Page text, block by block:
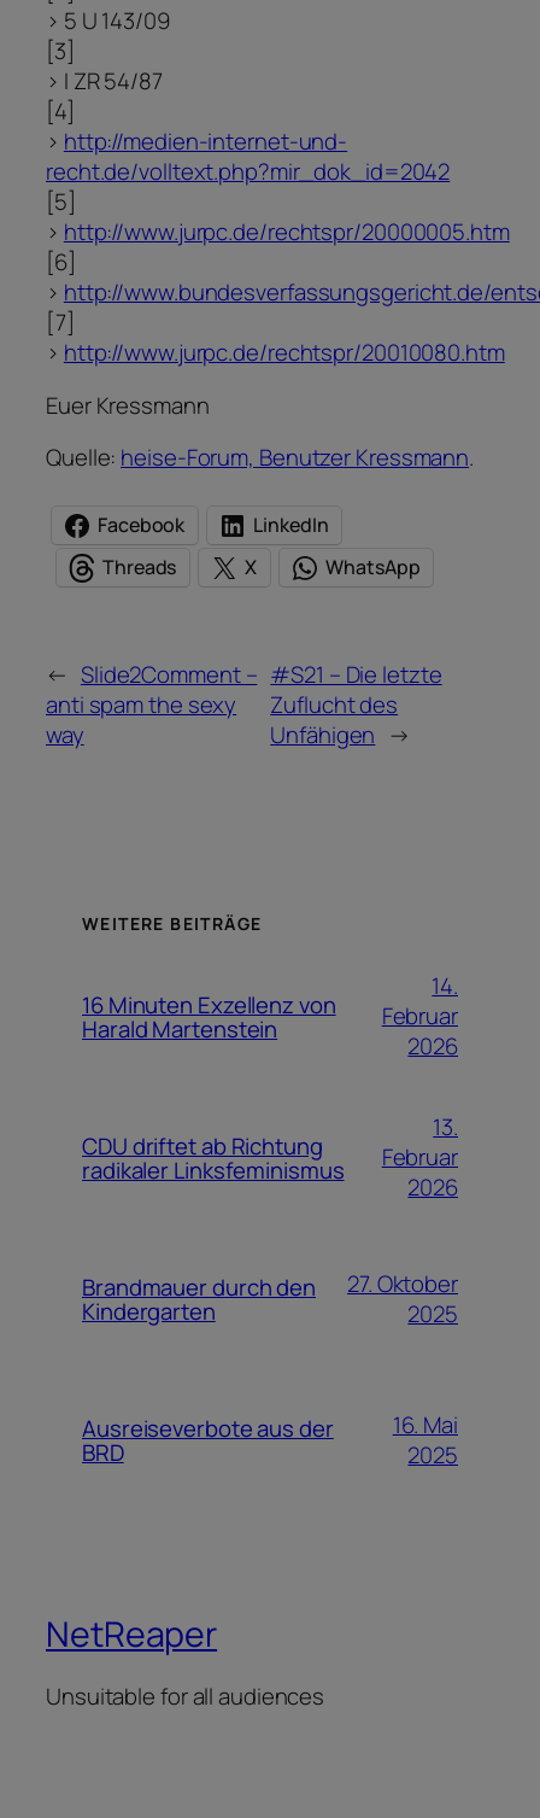
> 5 U 143/09
[3]
> I ZR 54/87
[4]
> http://medien-internet-und-
recht.de/volltext.php?mir_dok_id=2042
[5]
> http://www.jurpc.de/rechtspr/20000005.htm
[6]
> http://www.bundesverfassungsgericht.de/
[7]
> http://www.jurpc.de/rechtspr/20010080.htm
Euer Kressmann
Quelle: heise-Forum, Benutzer Kressmann.
Facebook
LinkedIn
Threads
X WhatsApp
← Slide2Comment –
anti spam the sexy
way
#S21 – Die letzte
Zuflucht des
Unfähigen →
WEITERE BEITRÄGE
16 Minuten Exzellenz von
Harald Martenstein
14.
Februar
2026
CDU driftet ab Richtung
radikaler Linksfeminismus
13.
Februar
2026
Brandmauer durch den
Kindergarten
27. Oktober
2025
Ausreiseverbote aus der
BRD
16. Mai
2025
NetReaper
Unsuitable for all audiences